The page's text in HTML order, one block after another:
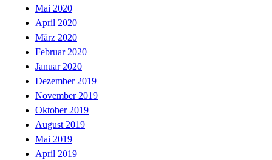
Mai 2020
April 2020
März 2020
Februar 2020
Januar 2020
Dezember 2019
November 2019
Oktober 2019
August 2019
Mai 2019
April 2019